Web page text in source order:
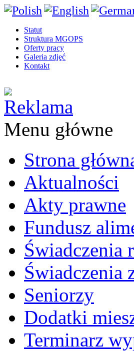
Statut
Struktura MGOPS
Oferty pracy
Galeria zdjęć
Kontakt
Menu główne
Strona
Aktualności
Akty prawne
Fundusz
Świadczenia
Świadczenia
Seniorzy
Dodatki
Terminarz